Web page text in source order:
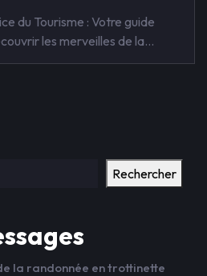
du Tourisme : Votre guide
les merveilles de la…
Rechercher
la randonnée en trottinette